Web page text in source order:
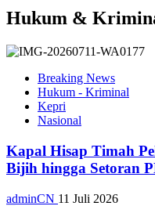
Hukum &
Breaking News
Hukum - Kriminal
Kepri
Nasional
Kapal Hisap Timah
Bijih hingga Setoran
adminCN 11 Juli 2026